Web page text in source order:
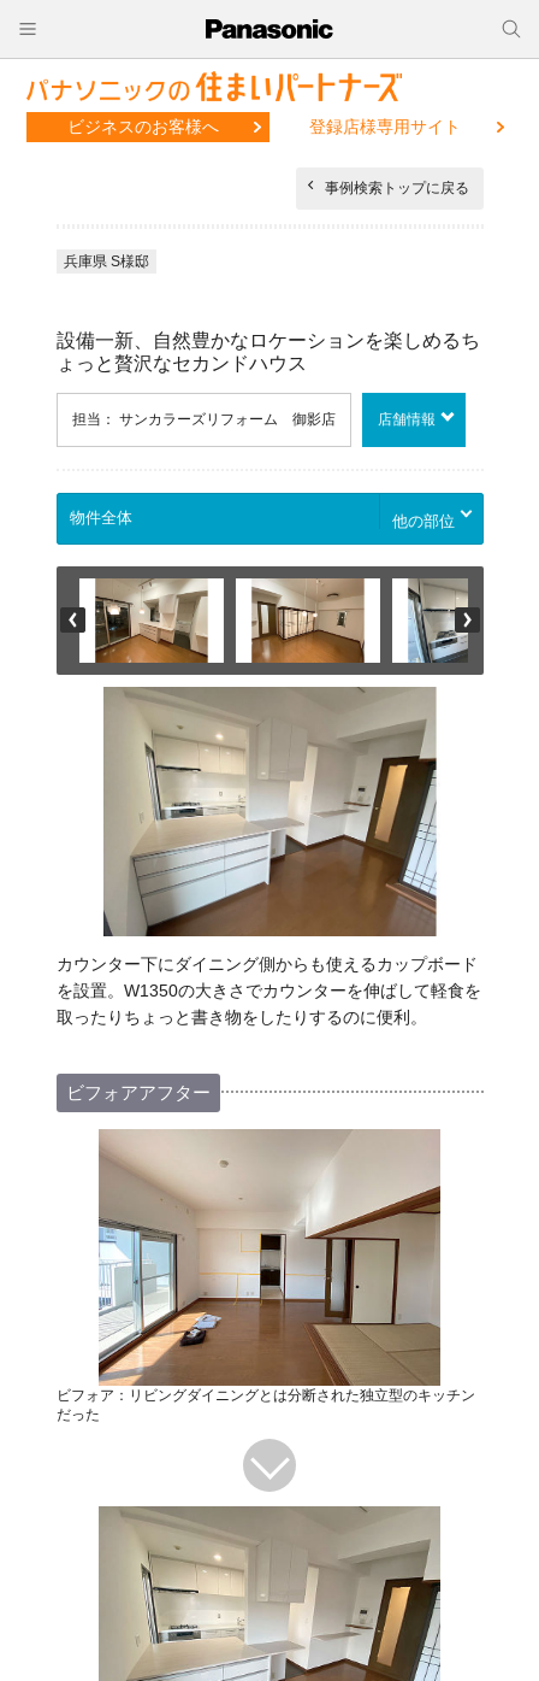
ビジネスのお客様へ 登録店様専用サイト
事例検索トップに戻る
兵庫県 S様邸
設備一新、自然豊かなロケーションを楽しめるち
ょっと贅沢なセカンドハウス
担当： サンカラーズリフォーム 御影店 店舗情報
他の部位
カウンター下にダイニング側からも使えるカップボード
を設置。W1350の大きさでカウンターを伸ばして軽食を
取ったりちょっと書き物をしたりするのに便利。
ビフォアアフター
ビフォア：リビングダイニングとは分断された独立型のキッチン
だった